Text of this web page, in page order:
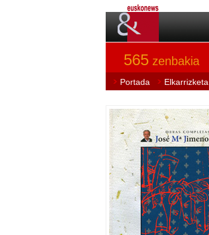
565 zenbakia
Portada Elkarrizketa